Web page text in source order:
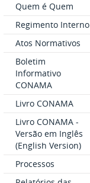
Quem é Quem
Regimento Interno
Atos Normativos
Boletim
Informativo
CONAMA
Livro CONAMA
Livro CONAMA -
Versão em Inglês
(English Version)
Processos